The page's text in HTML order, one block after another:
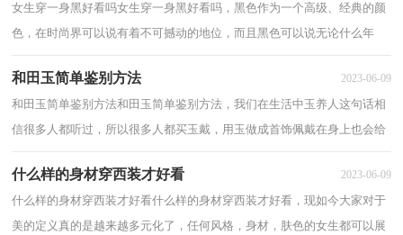
女生穿一身黑好看吗女生穿一身黑好看吗，黑色作为一个高级、经典的颜
色，在时尚界可以说有着不可撼动的地位，而且黑色可以说无论什么年
龄、什么场合、什么身材都可以穿，那么女生穿...
和田玉简单鉴别方法 2023-06-09
和田玉简单鉴别方法和田玉简单鉴别方法，我们在生活中玉养人这句话相
信很多人都听过，所以很多人都买玉戴，用玉做成首饰佩戴在身上也会给
自己增加几分美感，以下介绍和田玉简单鉴别...
什么样的身材穿西装才好看 2023-06-09
什么样的身材穿西装才好看什么样的身材穿西装才好看，现如今大家对于
美的定义真的是越来越多元化了，任何风格，身材，肤色的女生都可以展